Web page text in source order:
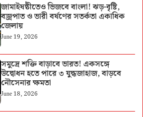
জামাইষষ্ঠীতেও ভিজবে বাংলা! ঝড়-বৃষ্টি,
বজ্রপাত ও ভারী বর্ষণের সতর্কতা একাধিক
জেলায়
June 19, 2026
সমুদ্রে শক্তি বাড়াবে ভারত! একসঙ্গে
উদ্বোধন হতে পারে ৩ যুদ্ধজাহাজ, বাড়বে
নৌসেনার ক্ষমতা
June 18, 2026